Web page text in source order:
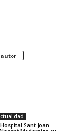
autor
Hospital Sant Joan